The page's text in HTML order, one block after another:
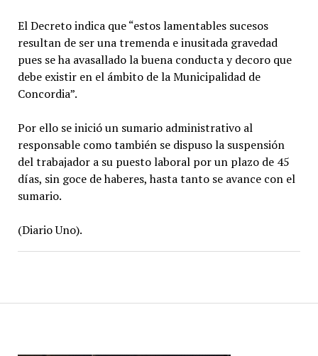
El Decreto indica que “estos lamentables sucesos
resultan de ser una tremenda e inusitada gravedad
pues se ha avasallado la buena conducta y decoro que
debe existir en el ámbito de la Municipalidad de
Concordia”.
Por ello se inició un sumario administrativo al
responsable como también se dispuso la suspensión
del trabajador a su puesto laboral por un plazo de 45
días, sin goce de haberes, hasta tanto se avance con el
sumario.
(Diario Uno).